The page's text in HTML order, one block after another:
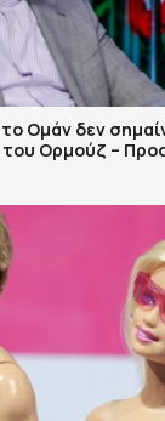
Ομάν δεν
Ορμούζ –